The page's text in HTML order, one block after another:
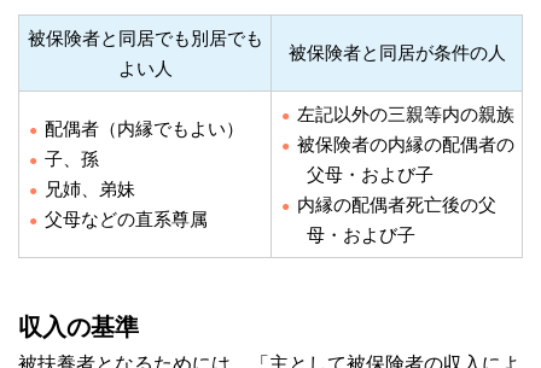
被保険者と同居でも別居でも
よい人
被保険者と同居が条件の人
配偶者（内縁でもよい）
子、孫
兄姉、弟妹
父母などの直系尊属
左記以外の三親等内の親族
被保険者の内縁の配偶者の
父母・および子
内縁の配偶者死亡後の父
母・および子
収入の基準
被扶養者となるためには、「主として被保険者の収入によ